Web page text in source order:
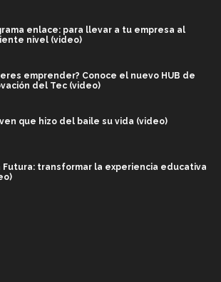
enlace: para llevar a tu empresa al
nivel (video)
emprender? Conoce el nuevo HUB de
del Tec (video)
que hizo del baile su vida (video)
Futura: transformar la experiencia educativa